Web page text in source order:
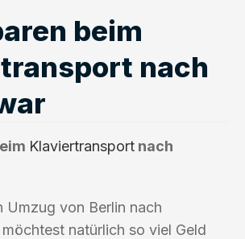
beim
nach
Klaviertransport nach
Umzug von Berlin nach
natürlich so viel Geld